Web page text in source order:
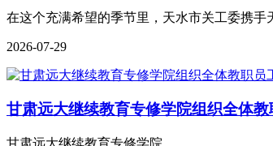
在这个充满希望的季节里，天水市关工委携
2026-07-29
甘肃远大继续教育专修学院组织全体